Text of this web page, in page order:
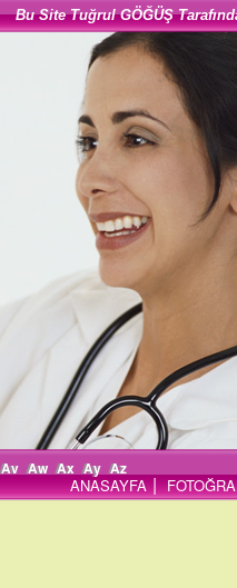
Bu Site Tuğrul GÖĞÜŞ
Av Aw Ax Ay Az
ANASAYFA |